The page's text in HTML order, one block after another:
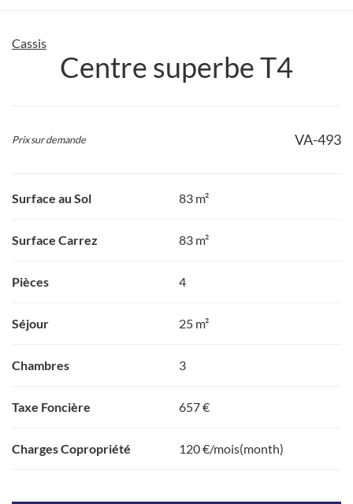
Cassis
Centre superbe T4
Prix sur demande VA-493
Surface au Sol 83 m²
Surface Carrez 83 m²
Pièces 4
Séjour 25 m²
Chambres 3
Taxe Foncière 657 €
Charges Copropriété 120 €/mois(month)